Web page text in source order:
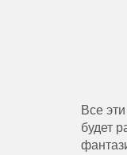
Все
будет